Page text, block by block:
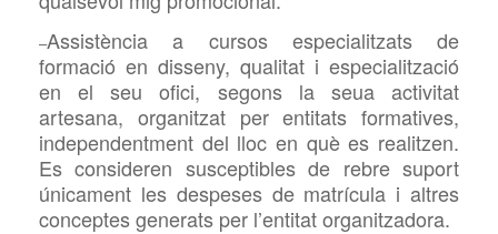
–Assistència a cursos especialitzats de
formació en disseny, qualitat i especialització
en el seu ofici, segons la seua activitat
artesana, organitzat per entitats formatives,
independentment del lloc en què es realitzen.
Es consideren susceptibles de rebre suport
únicament les despeses de matrícula i altres
conceptes generats per l’entitat organitzadora.